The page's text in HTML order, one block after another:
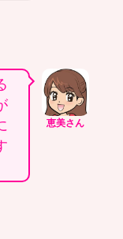
恵美さん